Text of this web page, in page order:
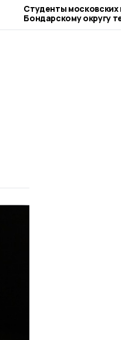
Студенты московских
Бондарскому округу
праздник